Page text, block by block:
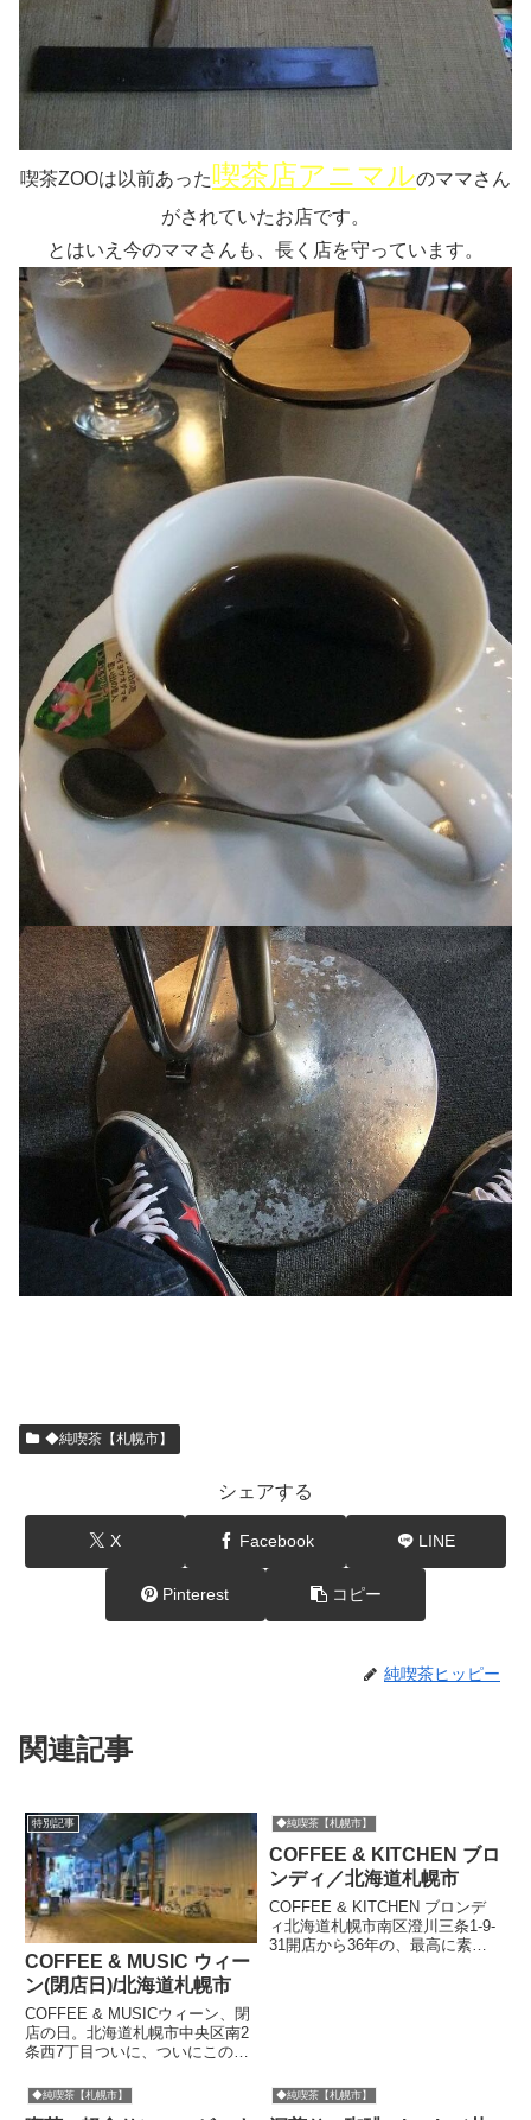
喫茶ZOOは以前あった喫茶店アニマルのママさん
がされていたお店です。
とはいえ今のママさんも、長く店を守っています。
◆純喫茶【札幌市】
シェアする
X Facebook LINE
Pinterest コピー
純喫茶ヒッピー
関連記事
特別記事
COFFEE & MUSIC ウィー
ン(閉店日)/北海道札幌市
COFFEE & MUSICウィーン、閉
店の日。北海道札幌市中央区南2
条西7丁目ついに、ついにこの日
かかわらず地上から下に向かう階
段は行列となり、35席ほどの店
◆純喫茶【札幌市】
COFFEE & KITCHEN ブロ
ンディ／北海道札幌市
COFFEE & KITCHEN ブロンデ
ィ北海道札幌市南区澄川三条1-9-
31開店から36年の、最高に素敵
◆純喫茶【札幌市】 ◆純喫茶【札幌市】